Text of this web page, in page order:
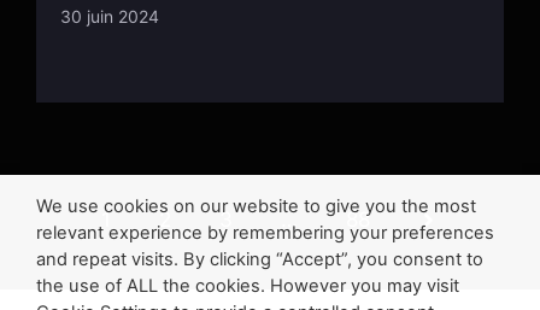
30 juin 2024
1 2 3 … 88
We use cookies on our website to give you the most
relevant experience by remembering your preferences
and repeat visits. By clicking “Accept”, you consent to
the use of ALL the cookies. However you may visit